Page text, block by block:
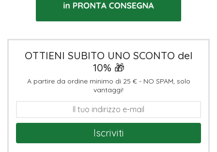
OTTIENI SUBITO UNO SCONTO del
10% 🎁
A partire da ordine minimo di 25 € - NO SPAM, solo
vantaggi!
Iscriviti